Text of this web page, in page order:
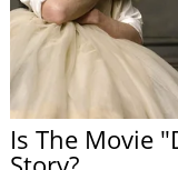
Is The Movie